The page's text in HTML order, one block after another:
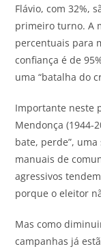
Flávio, com 32%,
primeiro turno. A
percentuais para
confiança é de
uma “batalha do
Importante neste
Mendonça (1944-
bate, perde”,
manuais de
agressivos
porque o eleitor
Mas como
campanhas já